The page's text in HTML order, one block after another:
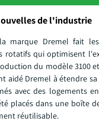
de l'industrie
marque Dremel fait
rotatifs qui optimisent
du modèle 3100
aidé Dremel à étendre
avec des logements
placés dans une boîte
réutilisable.